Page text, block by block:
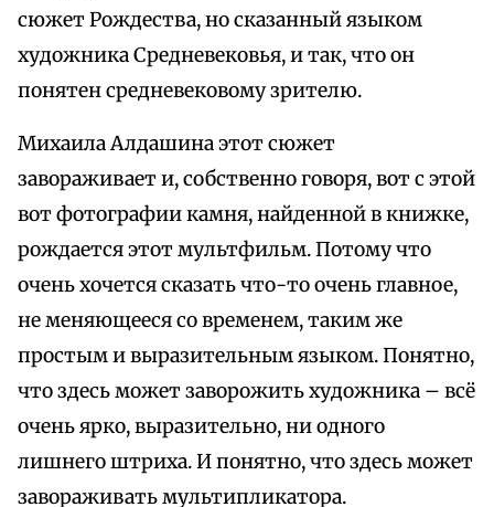
сюжет Рождества, но сказанный языком
художника Средневековья, и так, что он
понятен средневековому зрителю.
Михаила Алдашина этот сюжет
завораживает и, собственно говоря, вот с этой
вот фотографии камня, найденной в книжке,
рождается этот мультфильм. Потому что
очень хочется сказать что-то очень главное,
не меняющееся со временем, таким же
простым и выразительным языком. Понятно,
что здесь может заворожить художника – всё
очень ярко, выразительно, ни одного
лишнего штриха. И понятно, что здесь может
завораживать мультипликатора.